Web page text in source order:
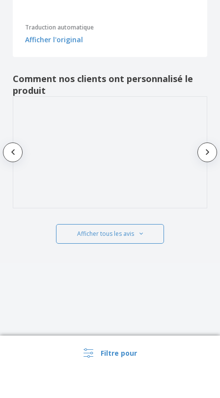
Filtre pour
Traduction automatique
Afficher l'original
Comment nos clients ont personnalisé le
produit
Afficher tous les avis